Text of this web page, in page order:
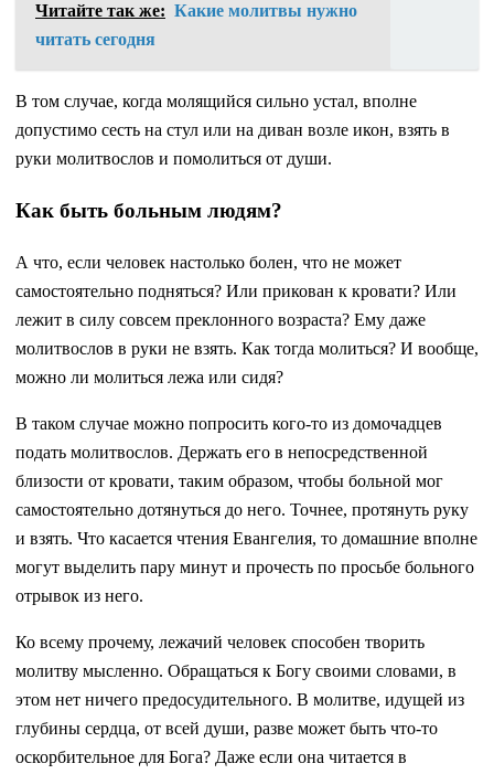
Читайте так же: Какие молитвы нужно
читать сегодня
В том случае, когда молящийся сильно устал, вполне
допустимо сесть на стул или на диван возле икон, взять в
руки молитвослов и помолиться от души.
Как быть больным людям?
А что, если человек настолько болен, что не может
самостоятельно подняться? Или прикован к кровати? Или
лежит в силу совсем преклонного возраста? Ему даже
молитвослов в руки не взять. Как тогда молиться? И вообще,
можно ли молиться лежа или сидя?
В таком случае можно попросить кого-то из домочадцев
подать молитвослов. Держать его в непосредственной
близости от кровати, таким образом, чтобы больной мог
самостоятельно дотянуться до него. Точнее, протянуть руку
и взять. Что касается чтения Евангелия, то домашние вполне
могут выделить пару минут и прочесть по просьбе больного
отрывок из него.
Ко всему прочему, лежачий человек способен творить
молитву мысленно. Обращаться к Богу своими словами, в
этом нет ничего предосудительного. В молитве, идущей из
глубины сердца, от всей души, разве может быть что-то
оскорбительное для Бога? Даже если она читается в